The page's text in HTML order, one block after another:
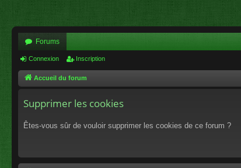
Forums
Connexion Inscription
Accueil du forum
Supprimer les cookies
Êtes-vous sûr de vouloir supprimer les cookies de ce forum ?